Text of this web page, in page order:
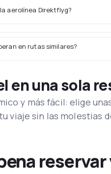
aerolínea Direktflyg?
en rutas similares?
en una sola
y más fácil: elige
viaje sin las molestias